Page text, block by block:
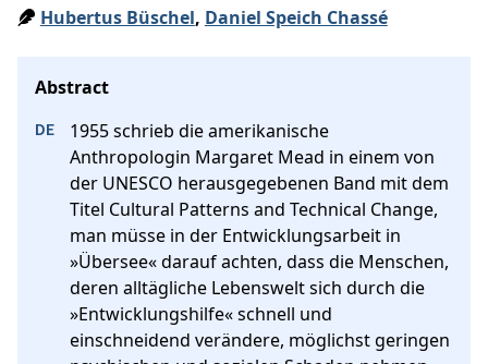
Hubertus Büschel, Daniel Speich Chassé
1955 schrieb die amerikanische
Anthropologin Margaret Mead in einem von
der UNESCO herausgegebenen Band mit dem
Titel Cultural Patterns and Technical Change,
man müsse in der Entwicklungsarbeit in
»Übersee« darauf achten, dass die Menschen,
deren alltägliche Lebenswelt sich durch die
»Entwicklungshilfe« schnell und
einschneidend verändere, möglichst geringen